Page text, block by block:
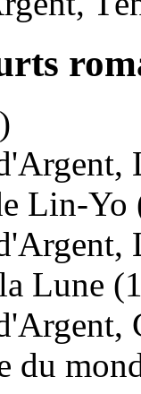
Lin-Yo
Lune
du